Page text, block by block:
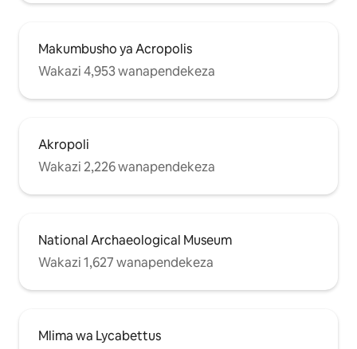
Makumbusho ya Acropolis
Wakazi 4,953 wanapendekeza
Akropoli
Wakazi 2,226 wanapendekeza
National Archaeological Museum
Wakazi 1,627 wanapendekeza
Mlima wa Lycabettus